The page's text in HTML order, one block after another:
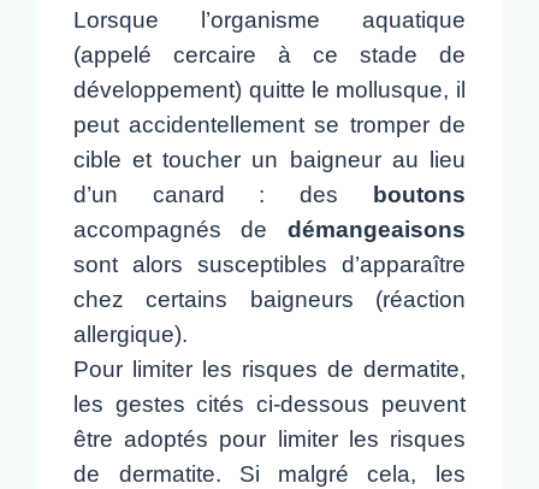
Lorsque l’organisme aquatique
(appelé cercaire à ce stade de
développement) quitte le mollusque, il
peut accidentellement se tromper de
cible et toucher un baigneur au lieu
d’un canard : des boutons
accompagnés de démangeaisons
sont alors susceptibles d’apparaître
chez certains baigneurs (réaction
allergique).
Pour limiter les risques de dermatite,
les gestes cités ci-dessous peuvent
être adoptés pour limiter les risques
de dermatite. Si malgré cela, les